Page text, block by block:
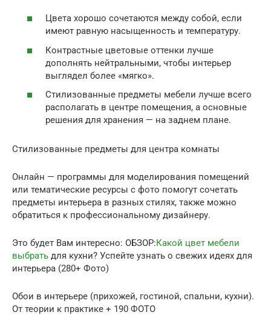
Цвета хорошо сочетаются между собой, если
имеют равную насыщенность и температуру.
Контрастные цветовые оттенки лучше
дополнять нейтральными, чтобы интерьер
выглядел более «мягко».
Стилизованные предметы мебели лучше всего
располагать в центре помещения, а основные
решения для хранения — на заднем плане.
Стилизованные предметы для центра комнаты
Онлайн — программы для моделирования помещений
или тематические ресурсы с фото помогут сочетать
предметы интерьера в разных стилях, также можно
обратиться к профессиональному дизайнеру.
Это будет Вам интересно: ОБЗОР:Какой цвет мебели
выбрать для кухни? Успейте узнать о свежих идеях для
интерьера (280+ Фото)
Обои в интерьере (прихожей, гостиной, спальни, кухни).
От теории к практике + 190 ФОТО